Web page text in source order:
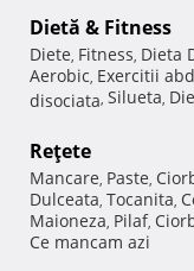
Dietă & Fitness
Diete, Fitness, Dieta
Aerobic, Exercitii
disociata, Silueta,
Reţete
Mancare, Paste,
Dulceata, Tocanita,
Maioneza, Pilaf,
Ce mancam azi